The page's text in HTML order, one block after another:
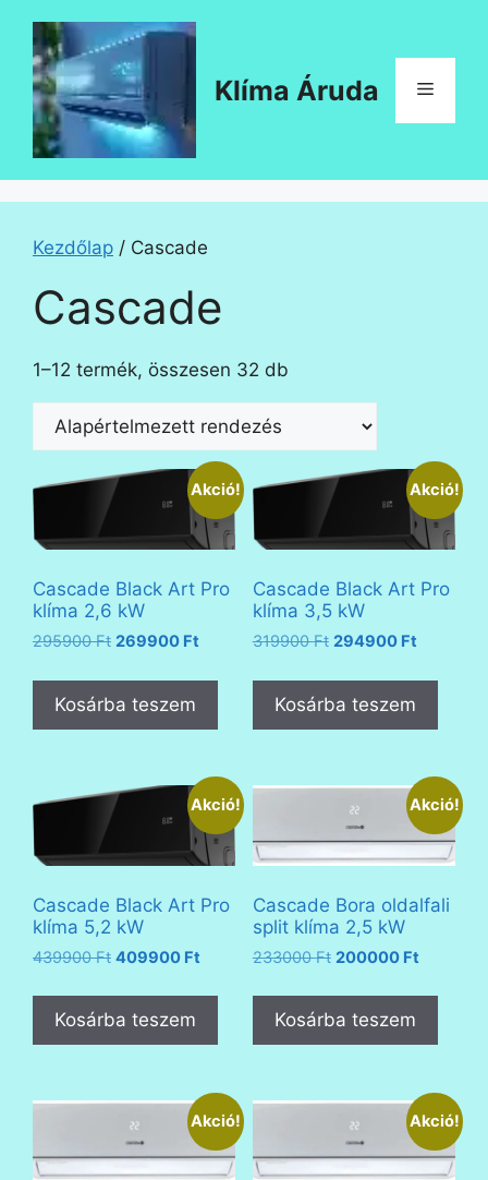
tartalomba
Klíma Áruda Menü
Kezdőlap / Cascade
Cascade
1–12 termék, összesen 32 db
Akció!
Cascade Black Art Pro
klíma 2,6 kW
295900Ft Original
was:
295900 Ft.
269900 Ft Current
is:
269900 Ft.
Kosárba teszem
Akció!
Cascade Black Art Pro
klíma 3,5 kW
319900Ft Original
was:
319900 Ft.
294900 FtCurrent
is:
Kosárba teszem
Akció!
Cascade Black Art Pro
klíma 5,2 kW
439900Ft Original
was:
439900 Ft.
409900 Ft Current
is:
409900 Ft.
Kosárba teszem
Akció!
Cascade Bora oldalfali
split klíma 2,5 kW
233000Ft Original
was:
233000 Ft.
200000 FtCurrent
is:
Kosárba teszem
Akció! Akció!